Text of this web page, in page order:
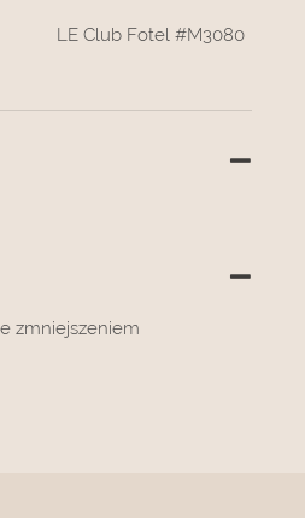
LE Club Fotel #M3080
zmniejszeniem